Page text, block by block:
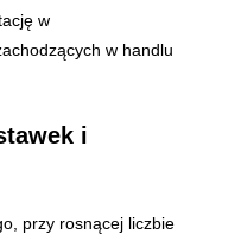
w
w handlu
i
przy rosnącej liczbie